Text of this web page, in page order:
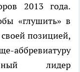
2013 года.
«глушить» в
позицией,
аббревиатуру
лидер